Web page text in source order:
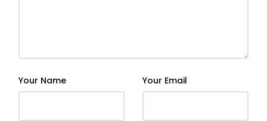
Your Name Your Email